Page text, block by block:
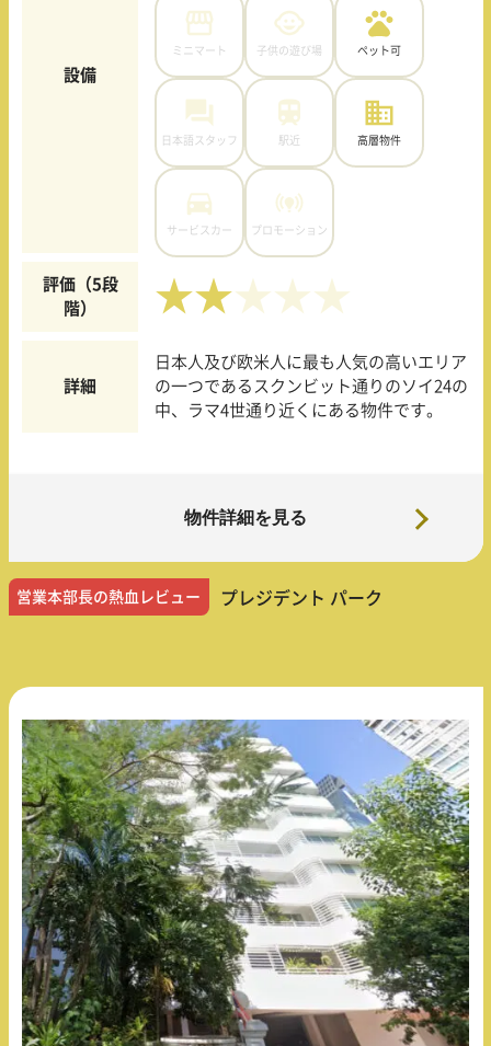
設備
ミニマート 子供の遊び場 ペット可
日本語スタッフ 駅近 高層物件
サービスカー プロモーション
評価（5段
階）
★★
詳細
日本人及び欧米人に最も人気の高いエリア
の一つであるスクンビット通りのソイ24の
中、ラマ4世通り近くにある物件です。
物件詳細を見る
営業本部長の熱血レビュー プレジデント パーク